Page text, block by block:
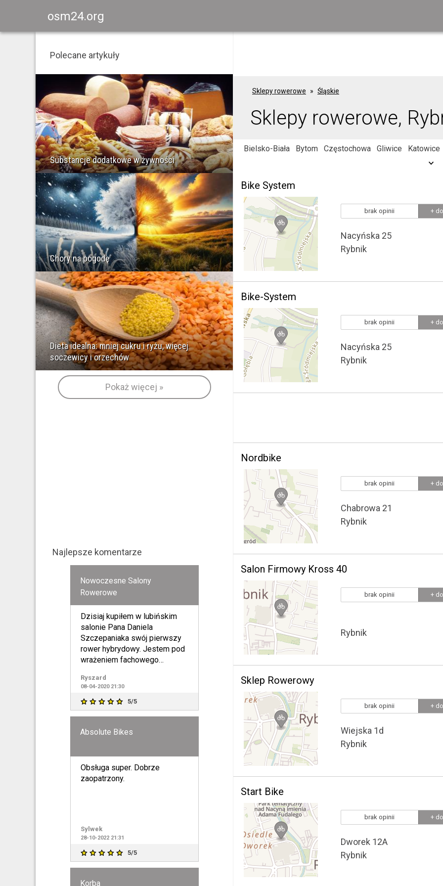
osm24.org
Sklepy rowerowe Śląskie
Sklepy rowerowe,
Bielsko-Biała Bytom Częstochowa Gliwice Katowice
Bike System
brak opinii +
Nacyńska 25
Rybnik
Bike-System
brak opinii +
Nacyńska 25
Rybnik
Nordbike
brak opinii +
Chabrowa 21
Rybnik
Salon Firmowy Kross 40
brak opinii +
Rybnik
Sklep Rowerowy
brak opinii +
Wiejska 1d
Rybnik
Start Bike
brak opinii +
Dworek 12A
Rybnik
Polecane artykuły
Substancje dodatkowe w żywności
Chory na pogodę
Dieta idealna: mniej cukru i ryżu, więcej
soczewicy i orzechów
Pokaż więcej »
Najlepsze komentarze
Nowoczesne Salony
Rowerowe
Dzisiaj kupiłem w lubińskim
salonie Pana Daniela
Szczepaniaka swój pierwszy
rower hybrydowy. Jestem pod
wrażeniem fachowego
zaangażowania
Ryszard
08-04-2020 21:30
5/5
Absolute Bikes
Obsługa super. Dobrze
zaopatrzony.
Sylwek
28-10-2022 21:31
5/5
Korba